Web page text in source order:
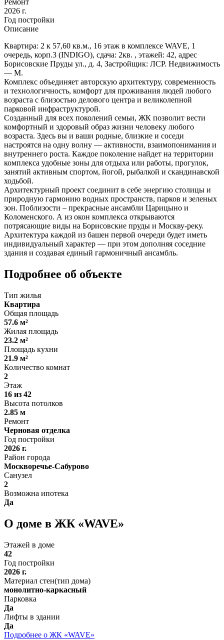
2026 г.
Год постройки
Описание
Квартира: 2 к 57,60 кв.м., 16 этаж в комплексе WAVE, 1
очередь, корп.3 (INDIGO), сдача: 2кв. , этажей: 42, адрес
Борисовские Пруды ул., д. 4, Застройщик: ЛСР. Недвижимость
— М.
Комплекс объединяет авторскую архитектуру, современность
и технологичность, комфорт для проживания людей любого
возраста с близостью делового центра и великолепной
парковой инфраструктурой.
Созданный для всех поколений семьи, ЖК позволит вести
комфортный и здоровый образ жизни человеку любого
возраста. Здесь вы и ваши родные, близкие и соседи
настроятся на одну волну — активности, взаимопонимания и
внутреннего роста. Каждое поколение найдет на территории
комплекса удобные зоны для отдыха или работы, прогулок,
занятий активным спортом, йогой, рыбалкой и скандинавской
ходьбой.
Архитектурный проект соединит в себе энергию столицы и
природную гармонию водных пространств, парков и зеленых
зон. Поблизости – прекрасные ансамбли Царицыно и
Коломенского. А из окон комплекса открываются
потрясающие виды на Борисовские пруды и Москву-реку.
Архитектура каждой из башен первой очереди будет иметь
индивидуальный характер — при этом дополняя соседние
здания и создавая единый гармоничный ансамбль.
Подробнее об объекте
Тип жилья
Квартира
Общая площадь
57.6 м²
Жилая площадь
23.2 м²
Площадь кухни
21.9 м²
Количество комнат
2
Этаж
16 из 42
Высота потолков
2.85 м
Ремонт
Черновая отделка
Год постройки
2026 г.
Район города
Москворечье-Сабурово
Санузел
2
Возможна ипотека
Да
О доме в ЖК «WAVE»
Этажей в доме
42
Год постройки
2026 г.
Материал стен(тип дома)
монолитно-каркасный
Парковка
Да
Лифты в здании
Да
Подробнее о ЖК «WAVE»